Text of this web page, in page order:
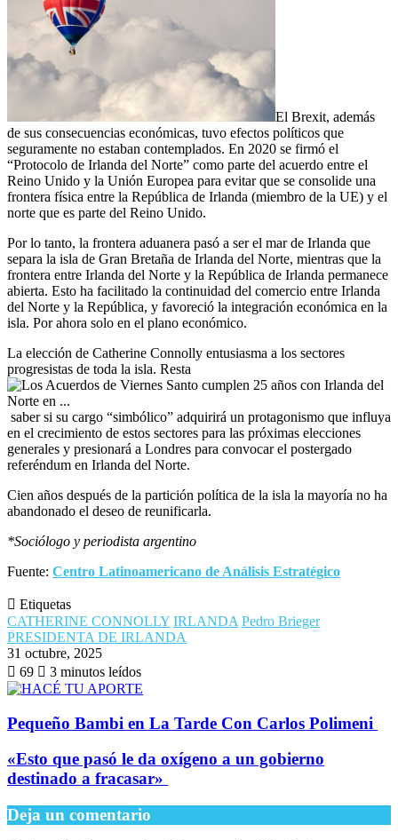
El Brexit, además
de sus consecuencias económicas, tuvo efectos políticos que
seguramente no estaban contemplados. En 2020 se firmó el
“Protocolo de Irlanda del Norte” como parte del acuerdo entre el
Reino Unido y la Unión Europea para evitar que se consolide una
frontera física entre la República de Irlanda (miembro de la UE) y el
norte que es parte del Reino Unido.
Por lo tanto, la frontera aduanera pasó a ser el mar de Irlanda que
separa la isla de Gran Bretaña de Irlanda del Norte, mientras que la
frontera entre Irlanda del Norte y la República de Irlanda permanece
abierta. Esto ha facilitado la continuidad del comercio entre Irlanda
del Norte y la República, y favoreció la integración económica en la
isla. Por ahora solo en el plano económico.
La elección de Catherine Connolly entusiasma a los sectores
progresistas de toda la isla. Resta
saber si su cargo “simbólico” adquirirá un protagonismo que influya
en el crecimiento de estos sectores para las próximas elecciones
generales y presionará a Londres para convocar el postergado
referéndum en Irlanda del Norte.
Cien años después de la partición política de la isla la mayoría no ha
abandonado el deseo de reunificarla.
*Sociólogo y periodista argentino
Fuente: Centro Latinoamericano de Análisis Estratégico
Etiquetas
CATHERINE CONNOLLY IRLANDA Pedro Brieger
PRESIDENTA DE IRLANDA
31 octubre, 2025
69
3 minutos leídos
​Pequeño Bambi en La Tarde Con Carlos Polimeni
​«Esto que pasó le da oxígeno a un gobierno
destinado a fracasar»
Deja un comentario